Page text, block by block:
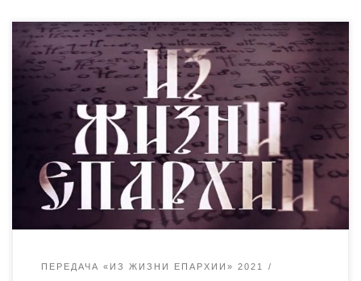
В новом выпуске еженедельной епархиальной программы Вы
увидите: — творческий вечер в Караульском детском доме; —
конкурс чтецов «Святые земли Руси» в городе Кирсанов; —
Пассия – богослужение великого поста, посвященное
Страстям Христовым; — Покровские посиделки
православной молодежи.
ПЕРЕДАЧА «ИЗ ЖИЗНИ ЕПАРХИИ» 2021